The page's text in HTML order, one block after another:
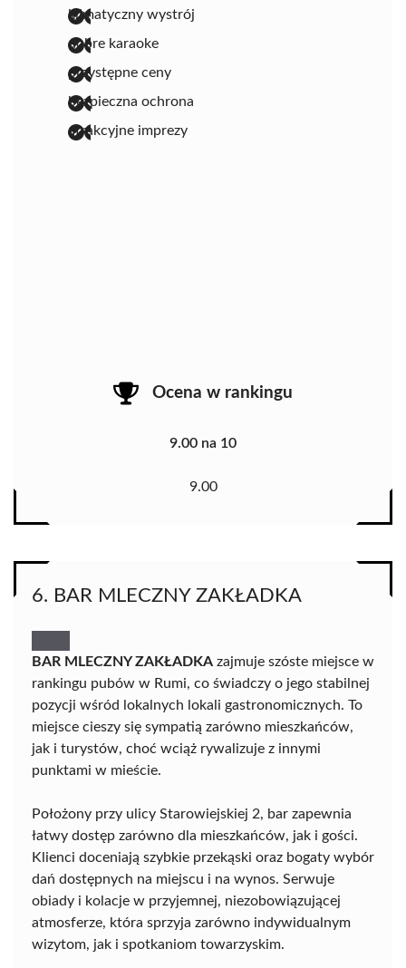
klimatyczny wystrój
dobre karaoke
przystępne ceny
bezpieczna ochrona
atrakcyjne imprezy
Ocena w rankingu
9.00 na 10
9.00
6. BAR MLECZNY ZAKŁADKA
BAR MLECZNY ZAKŁADKA zajmuje szóste miejsce w
rankingu pubów w Rumi, co świadczy o jego stabilnej
pozycji wśród lokalnych lokali gastronomicznych. To
miejsce cieszy się sympatią zarówno mieszkańców,
jak i turystów, choć wciąż rywalizuje z innymi
punktami w mieście.
Położony przy ulicy Starowiejskiej 2, bar zapewnia
łatwy dostęp zarówno dla mieszkańców, jak i gości.
Klienci doceniają szybkie przekąski oraz bogaty wybór
dań dostępnych na miejscu i na wynos. Serwuje
obiady i kolacje w przyjemnej, niezobowiązującej
atmosferze, która sprzyja zarówno indywidualnym
wizytom, jak i spotkaniom towarzyskim.